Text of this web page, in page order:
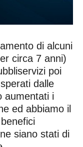
di alcuni
circa 7 anni)
poi
dalle
aumentati i
ed abbiamo il
siano stati di